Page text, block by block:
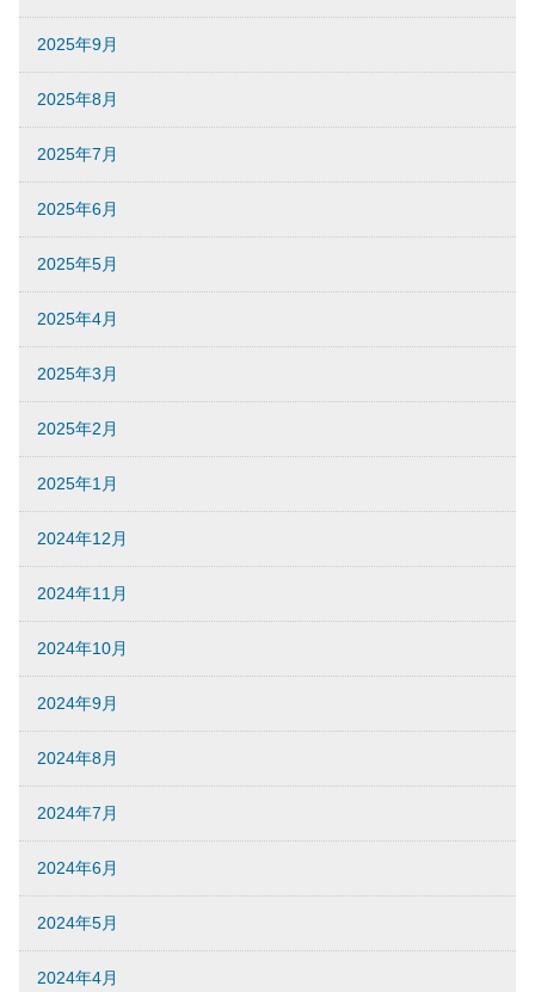
2025年9月
2025年8月
2025年7月
2025年6月
2025年5月
2025年4月
2025年3月
2025年2月
2025年1月
2024年12月
2024年11月
2024年10月
2024年9月
2024年8月
2024年7月
2024年6月
2024年5月
2024年4月